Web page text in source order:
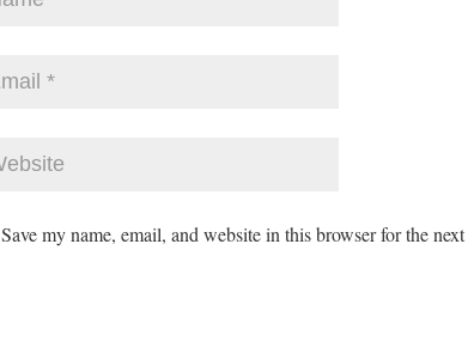
Save my name, email, and website in this browser for the